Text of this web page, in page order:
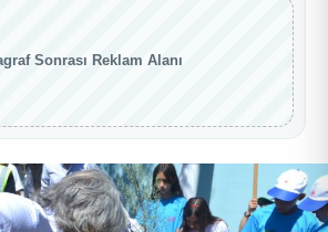
Sonrası Reklam Alanı